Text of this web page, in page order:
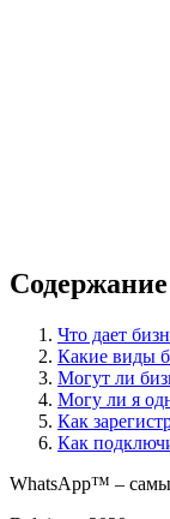
Что дает
Какие виды
Могут ли
Могу ли я
Как
Как
WhatsApp™ –